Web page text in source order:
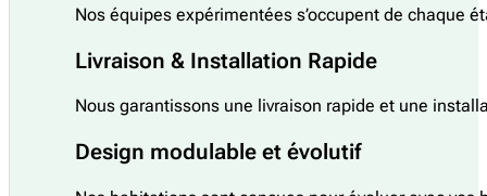
Nos équipes expérimentées s’occupent de chaque
Livraison & Installation Rapide
Nous garantissons une livraison rapide et une
Design modulable et évolutif